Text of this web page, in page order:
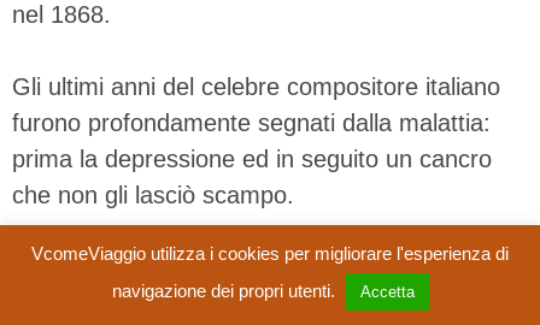
nel 1868.
Gli ultimi anni del celebre compositore italiano
furono profondamente segnati dalla malattia:
prima la depressione ed in seguito un cancro
che non gli lasciò scampo.
Latomba di Rossini(divisione 4–vedi
) al cimitero di Pere Lachaise è tuttavia
VcomeViaggio utilizza i cookies per migliorare l'esperienza di
navigazione dei propri utenti.
Accetta